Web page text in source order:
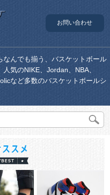
お問い合わせ
んでも揃う、バスケットボール
気のNIKE、Jordan、NBA、
など多数のバスケットボールシ